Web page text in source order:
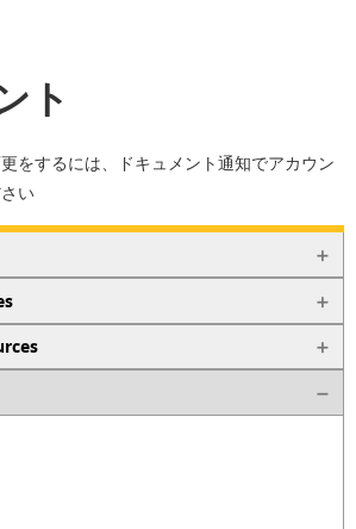
ト
をするには、ドキュメント通知でアカウン
い